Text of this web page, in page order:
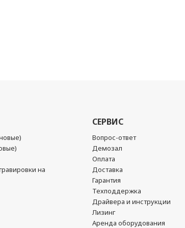
на
СЕРВИС
Вопрос-ответ
Демозал
Оплата
Доставка
Гарантия
Техподдержка
Драйвера и инструкции
Лизинг
Аренда оборудования